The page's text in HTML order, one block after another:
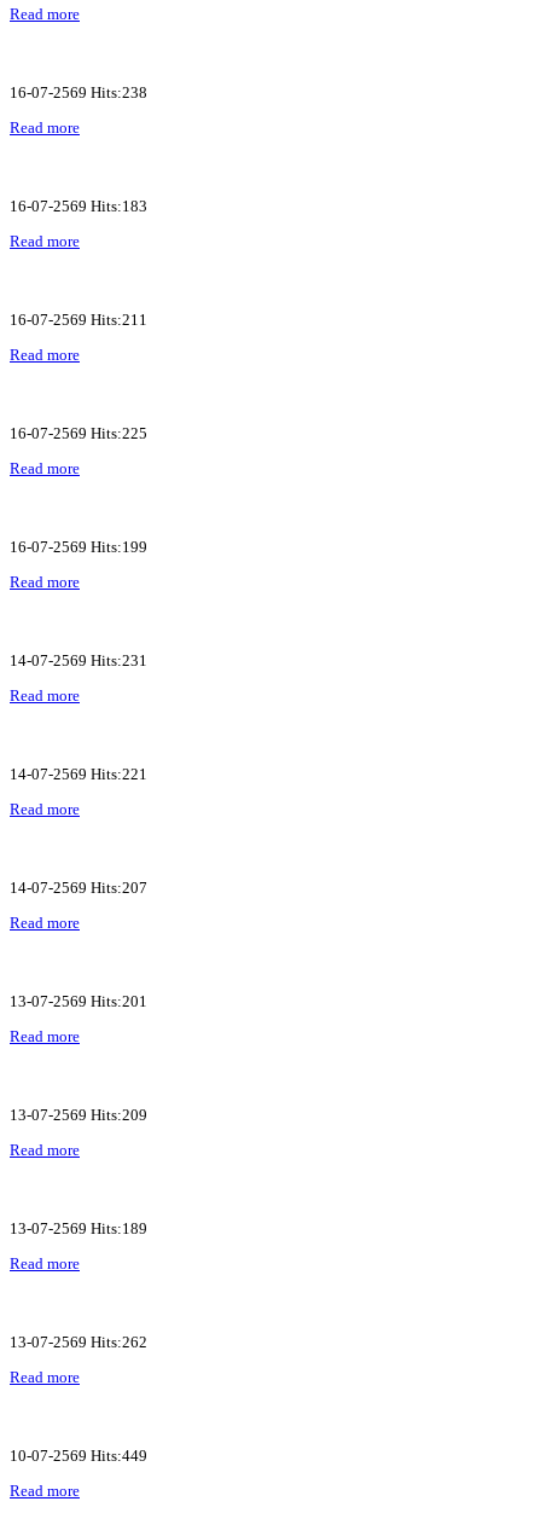
Read more
16-07-2569 Hits:238
Read more
16-07-2569 Hits:183
Read more
16-07-2569 Hits:211
Read more
16-07-2569 Hits:225
Read more
16-07-2569 Hits:199
Read more
14-07-2569 Hits:231
Read more
14-07-2569 Hits:221
Read more
14-07-2569 Hits:207
Read more
13-07-2569 Hits:201
Read more
13-07-2569 Hits:209
Read more
13-07-2569 Hits:189
Read more
13-07-2569 Hits:262
Read more
10-07-2569 Hits:449
Read more